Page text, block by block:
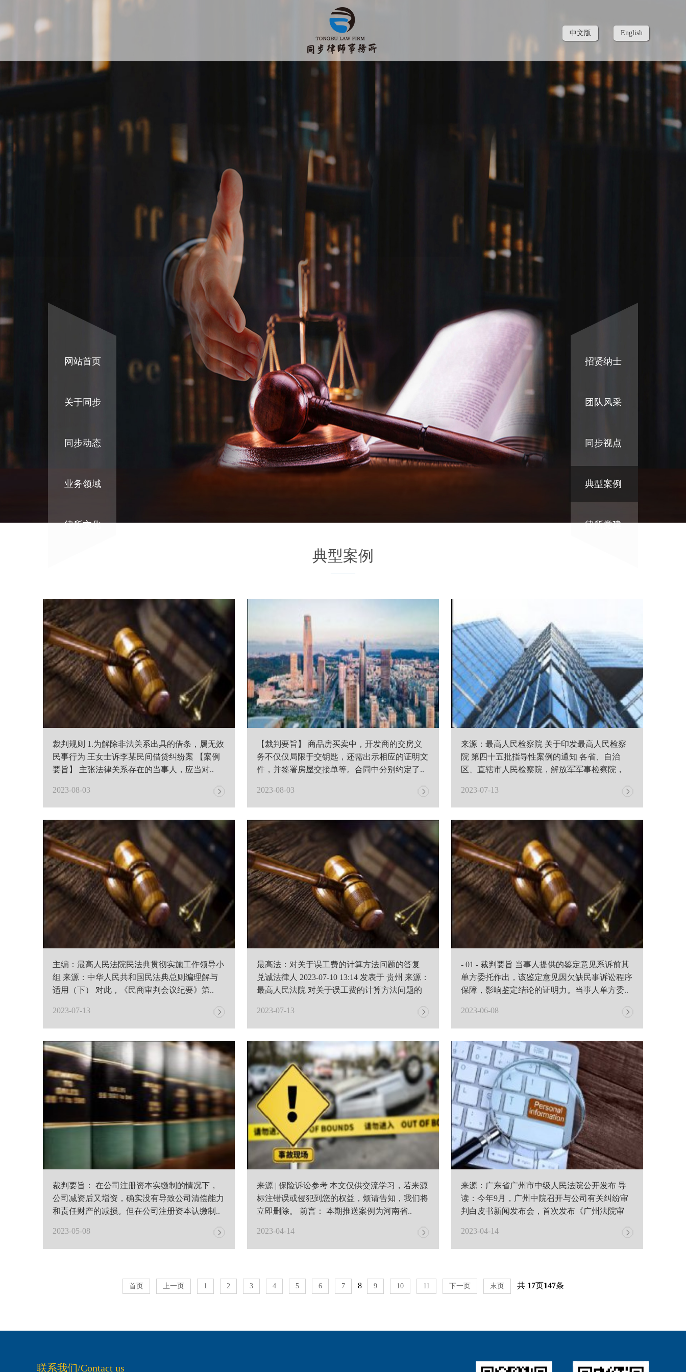
中文版 English
网站首页
关于同步
同步动态
业务领域
律所文化
招贤纳士
团队风采
同步视点
典型案例
律所党建
典型案例
———
裁判规则 1.为解除非法关系出具的借条，属无效
民事行为 王女士诉李某民间借贷纠纷案 【案例
要旨】 主张法律关系存在的当事人，应当对..
2023-08-03
【裁判要旨】 商品房买卖中，开发商的交房义
务不仅仅局限于交钥匙，还需出示相应的证明文
件，并签署房屋交接单等。合同中分别约定了..
2023-08-03
来源：最高人民检察院 关于印发最高人民检察
院 第四十五批指导性案例的通知 各省、自治
区、直辖市人民检察院，解放军军事检察院，
2023-07-13
主编：最高人民法院民法典贯彻实施工作领导小
组 来源：中华人民共和国民法典总则编理解与
适用（下） 对此，《民商审判会议纪要》第..
2023-07-13
最高法：对关于误工费的计算方法问题的答复
兑诚法律人 2023-07-10 13:14 发表于 贵州 来源：
最高人民法院 对关于误工费的计算方法问题的
2023-07-13
- 01 - 裁判要旨 当事人提供的鉴定意见系诉前其
单方委托作出，该鉴定意见因欠缺民事诉讼程序
保障，影响鉴定结论的证明力。当事人单方委..
2023-06-08
裁判要旨： 在公司注册资本实缴制的情况下，
公司减资后又增资，确实没有导致公司清偿能力
和责任财产的减损。但在公司注册资本认缴制..
2023-05-08
来源 | 保险诉讼参考 本文仅供交流学习，若来源
标注错误或侵犯到您的权益，烦请告知，我们将
立即删除。 前言： 本期推送案例为河南省..
2023-04-14
来源：广东省广州市中级人民法院公开发布 导
读：今年9月，广州中院召开与公司有关纠纷审
判白皮书新闻发布会，首次发布《广州法院审
2023-04-14
首页 上一页 1 2 3 4 5 6 7 8 9 10 11 下一页 末页 共 17页147条
联系我们/Contact us